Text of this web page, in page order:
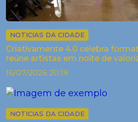
NOTICIAS DA CIDADE
Criativamente 4.0 celebra
reúne artistas em noite de
em Palestina
16/07/2026 20:19
NOTICIAS DA CIDADE